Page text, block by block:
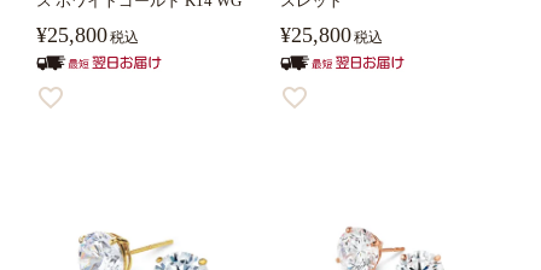
¥25,800税込 ¥25,800税込